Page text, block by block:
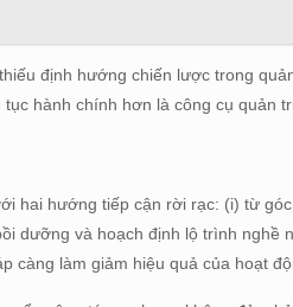
định hướng chiến lược trong
hành chính hơn là công cụ quản
hai hướng tiếp cận rời rạc: (i) từ
dưỡng và hoạch định lộ trình nghề
càng làm giảm hiệu quả của hoạt